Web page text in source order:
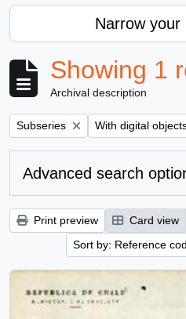
Narrow your
Showing 1
Archival description
Remove filter:
Subseries Remove filter:
With digital
Advanced search
Print preview Card view
Sort by: Reference